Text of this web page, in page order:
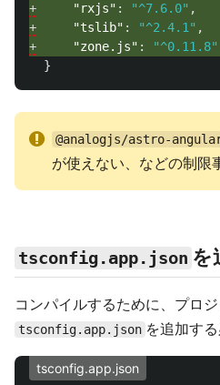
+
"rxjs" : "^7.6.0" ,
+
"tslib" : "^2.4.1" ,
+
"zone.js" :
"^0.11.8"
}
@analogjs/astro-
が使えない、などの制限
tsconfig.app.json を
コンパイルするために、プロ
tsconfig.app.json を追加す
tsconfig.app.json